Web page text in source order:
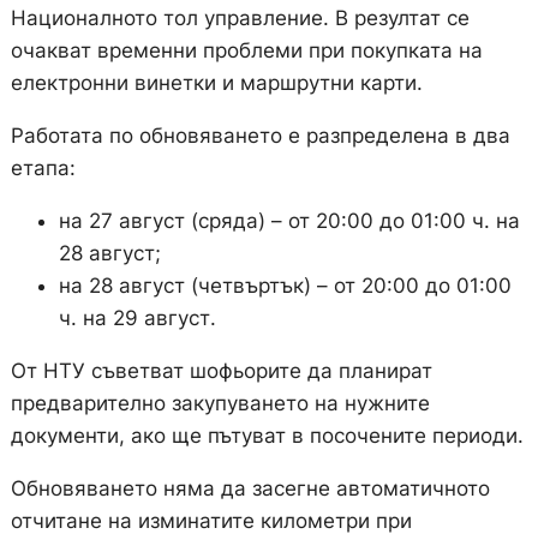
Националното тол управление. В резултат се
очакват временни проблеми при покупката на
електронни винетки и маршрутни карти.
Работата по обновяването е разпределена в два
етапа:
на 27 август (сряда) – от 20:00 до 01:00 ч. на
28 август;
на 28 август (четвъртък) – от 20:00 до 01:00
ч. на 29 август.
От НТУ съветват шофьорите да планират
предварително закупуването на нужните
документи, ако ще пътуват в посочените периоди.
Обновяването няма да засегне автоматичното
отчитане на изминатите километри при